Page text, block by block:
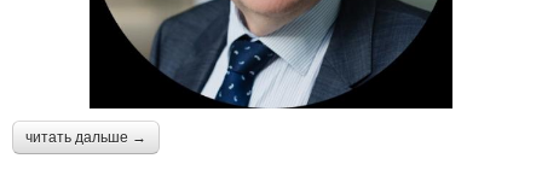
читать дальше →